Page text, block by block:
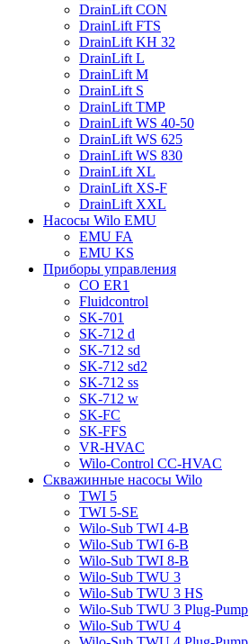
DrainLift CON
DrainLift FTS
DrainLift KH 32
DrainLift L
DrainLift M
DrainLift S
DrainLift TMP
DrainLift WS 40-50
DrainLift WS 625
DrainLift WS 830
DrainLift XL
DrainLift XS-F
DrainLift XXL
Насосы Wilo EMU
EMU FA
EMU KS
Приборы управления
CO ER1
Fluidcontrol
SK-701
SK-712 d
SK-712 sd
SK-712 sd2
SK-712 ss
SK-712 w
SK-FC
SK-FFS
VR-HVAC
Wilo-Control CC-HVAC
Скважинные насосы Wilo
TWI 5
TWI 5-SE
Wilo-Sub TWI 4-B
Wilo-Sub TWI 6-B
Wilo-Sub TWI 8-B
Wilo-Sub TWU 3
Wilo-Sub TWU 3 HS
Wilo-Sub TWU 3 Plug-Pump
Wilo-Sub TWU 4